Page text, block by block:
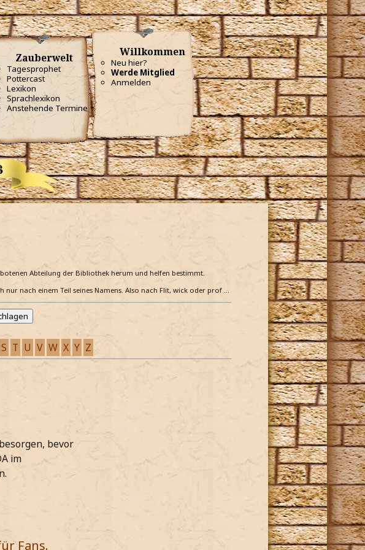
Zauberwelt
Tagesprophet
Pottercast
Lexikon
Sprachlexikon
Anstehende Termine
Willkommen
Neu hier?
Werde Mitglied
Anmelden
Abteilung der Bibliothek herum und helfen bestimmt.
nach einem Teil seines Namens. Also nach Flit, wick oder prof …
S T U V W X Y Z
bevor
im
Fans.